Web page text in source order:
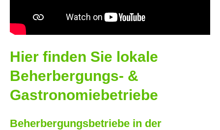
Hier finden Sie lokale
Beherbergungs- &
Gastronomiebetriebe
Beherbergungsbetriebe in der